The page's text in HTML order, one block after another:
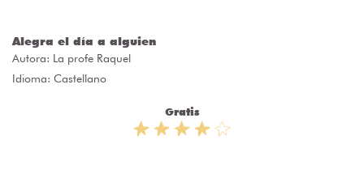
Alegra el día a alguien
Autora: La profe Raquel
Idioma: Castellano
Gratis